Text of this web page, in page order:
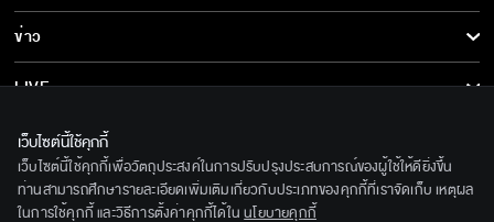
ซีรีส์นานาชาติ
การ์ตูน & เกม
รายการทั้งหมด
ข่าว
ข่าวทั้งหมด
ข่าวประชาสัมพันธ์
LIVE
เกี่ยวกับเรา
BEC World
รู้จักเรา
ติดตามเราได้ที่
เว็บไซต์นี้ใช้คุกกี้
เว็บไซต์นี้ใช้คุกกี้เพื่อวัตถุประสงค์ในการปรับปรุงประสบการณ์ของผู้ใช้ให้ดียิ่งขึ้น
ท่านสามารถศึกษารายละเอียดเพิ่มเติมเกี่ยวกับประเภทของคุกกี้ที่เราจัดเก็บ เหตุผล
ในการใช้คุกกี้ และวิธีการตั้งค่าคุกกี้ได้ใน นโยบายคุกกี้